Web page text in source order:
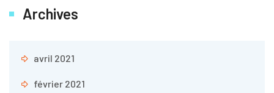
Archives
avril 2021
février 2021